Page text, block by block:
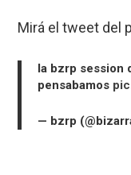
Mirá el tweet del
la bzrp session
pensabamos
— bzrp